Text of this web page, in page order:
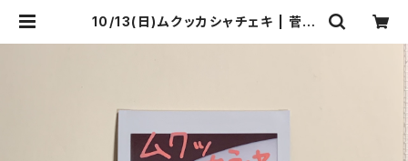
10/13(日)ムクッカシャチェキ | 菅沼